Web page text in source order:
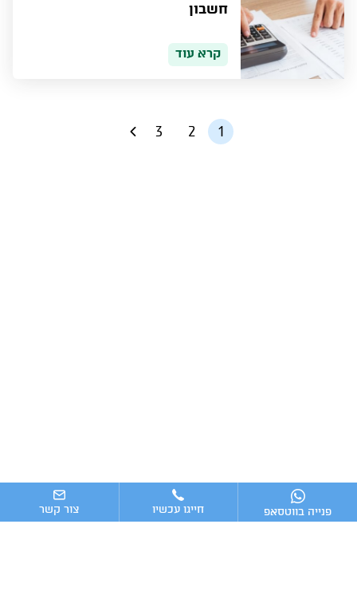
חשבון
קרא עוד
1
2
3
פנייה בווטסאפ חייגו עכשיו צור קשר